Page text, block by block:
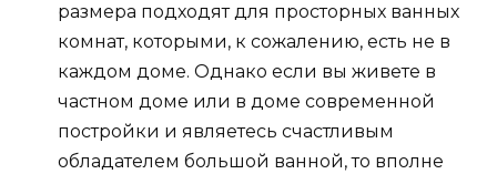
размера подходят для просторных ванных
комнат, которыми, к сожалению, есть не в
каждом доме. Однако если вы живете в
частном доме или в доме современной
постройки и являетесь счастливым
обладателем большой ванной, то вполне